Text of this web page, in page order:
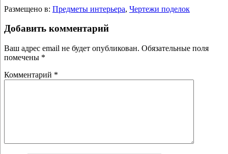
Размещено в: Предметы интерьера, Чертежи поделок
Добавить комментарий
Ваш адрес email не будет опубликован. Обязательные поля
помечены *
Комментарий *